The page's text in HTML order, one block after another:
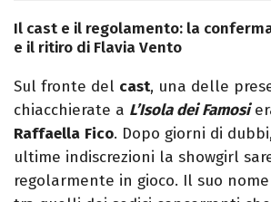
Il cast e il regolamento: la
e il ritiro di Flavia Vento
Sul fronte del cast, una delle
chiacchierate a L’Isola dei Famosi
Raffaella Fico. Dopo giorni di
ultime indiscrezioni la showgirl
regolarmente in gioco. Il suo